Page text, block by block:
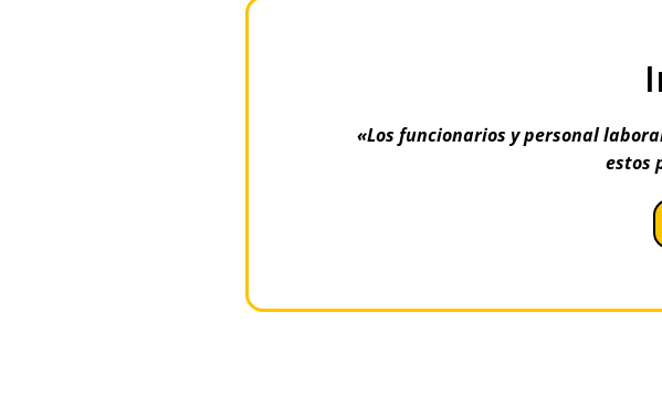
«Los funcionarios y personal
estos